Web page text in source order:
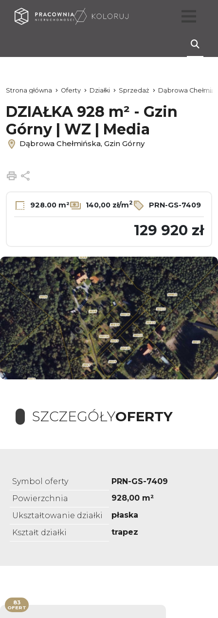
Strona główna Oferty Działki Sprzedaż Dąbrowa
DZIAŁKA 928 m² - Gzin
Górny | WZ | Media
Dąbrowa Chełmińska, Gzin Górny
Drukuj
928.00 m² 140,00 zł/m2 PRN-GS-7409
129 920 zł
SZCZEGÓŁYOFERTY
Symbol oferty
PRN-GS-7409
Powierzchnia
928,00 m²
Ukształtowanie działki
płaska
Kształt działki
trapez
83
OFERT